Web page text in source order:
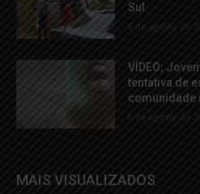
Sul
8 de agosto de
VÍDEO;
tentativa de
comunidade
8 de agosto de
MAIS VISUALIZADOS